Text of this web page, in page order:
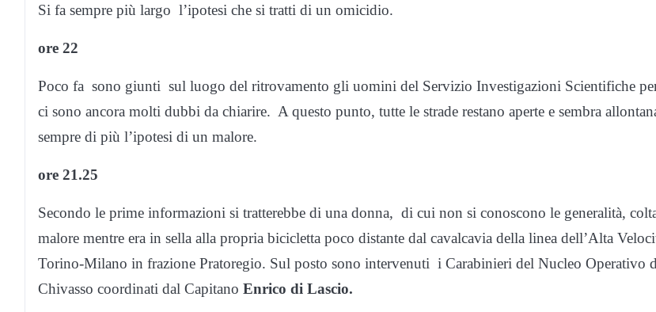
Si fa sempre più largo l’ipotesi che si tratti di un omicidio.
ore 22
Poco fa sono giunti sul luogo del ritrovamento gli uomini del Servizio Investigazioni Scientifiche
ci sono ancora molti dubbi da chiarire. A questo punto, tutte le strade restano aperte e sembra
sempre di più l’ipotesi di un malore.
ore 21.25
Secondo le prime informazioni si tratterebbe di una donna, di cui non si conoscono le generalità,
malore mentre era in sella alla propria bicicletta poco distante dal cavalcavia della linea dell’Alta
Torino-Milano in frazione Pratoregio. Sul posto sono intervenuti i Carabinieri del Nucleo Operativo
Chivasso coordinati dal Capitano Enrico di Lascio.